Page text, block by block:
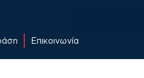
Επικοινωνία